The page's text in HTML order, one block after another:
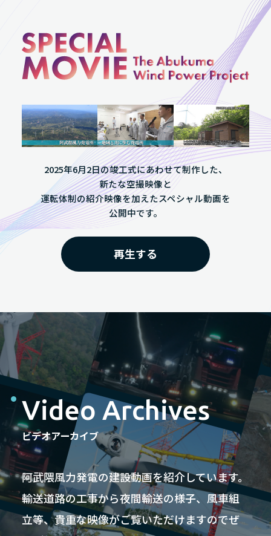
2025年6月2日の竣工式にあわせて制作した、
新たな空撮映像と
運転体制の紹介映像を加えたスペシャル動画を
公開中です。
再生する
Video Archives
ビデオアーカイブ
阿武隈風力発電の建設動画を紹介しています。
輸送道路の工事から夜間輸送の様子、風車組
立等、貴重な映像がご覧いただけますのでぜ